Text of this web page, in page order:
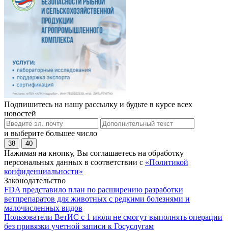
Подпишитесь на нашу рассылку и будьте в курсе всех
новостей
и выберите большее число
38 40
Нажимая на кнопку, Вы соглашаетесь на обработку
персональных данных в соответствии с «Политикой
конфиденциальности»
Законодательство
FDA представило план по расширению разработки
ветпрепаратов для животных с редкими болезнями и
малочисленных видов
Пользователи ВетИС с 1 июля не смогут выполнять операции
без привязки учетной записи к Госуслугам